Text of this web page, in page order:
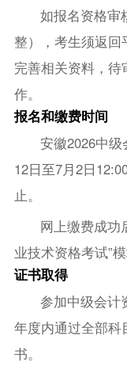
如报名资格审
整），考生须返回
完善相关资料，
作。
报名和缴费时间
安徽2026中
12日至7月2日
止。
网上缴费成功
业技术资格考试”
证书取得
参加中级会计
年度内通过全部科
书。